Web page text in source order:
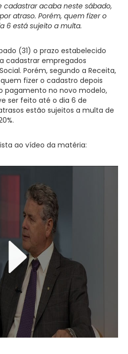
cadastrar acaba neste sábado,
atraso. Porém, quem fizer o
6 está sujeito a multa.
(31) o prazo estabelecido
cadastrar empregados
Porém, segundo a Receita,
fizer o cadastro depois
pagamento no novo modelo,
ser feito até o dia 6 de
estão sujeitos a multa de
ao vídeo da matéria: